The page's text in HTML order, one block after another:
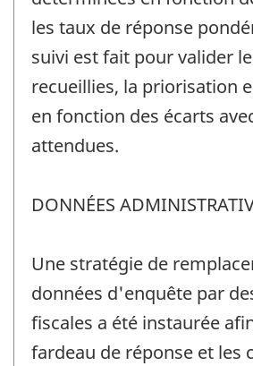
les taux de réponse
suivi est fait pour valider
recueillies, la priorisation
en fonction des écarts
attendues.
DONNÉES
Une stratégie de
données d'enquête par
fiscales a été instaurée
fardeau de réponse et les